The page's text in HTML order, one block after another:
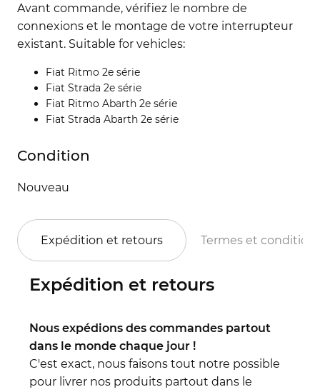
Avant commande, vérifiez le nombre de
connexions et le montage de votre interrupteur
existant. Suitable for vehicles:
Fiat Ritmo 2e série
Fiat Strada 2e série
Fiat Ritmo Abarth 2e série
Fiat Strada Abarth 2e série
Condition
Nouveau
Expédition et retours Termes et
Expédition et retours
Nous expédions des commandes partout
dans le monde chaque jour !
C'est exact, nous faisons tout notre possible
pour livrer nos produits partout dans le